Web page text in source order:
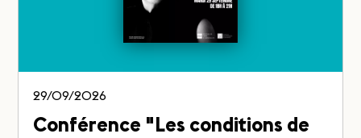
29/09/2026
Conférence "Les conditions de